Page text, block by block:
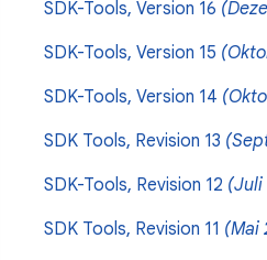
SDK-Tools, Version 16
SDK-Tools, Version 15
SDK-Tools, Version 14
SDK Tools, Revision 13
SDK-Tools, Revision 12 (Juli
SDK Tools, Revision 11 (Mai